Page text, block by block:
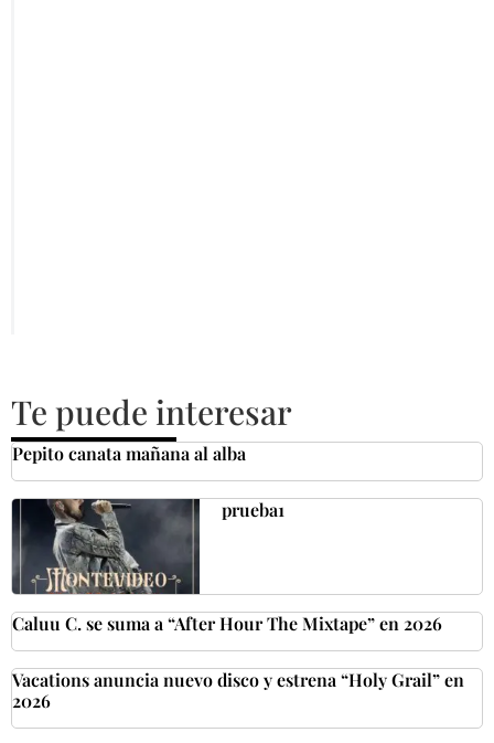
Te puede interesar
Pepito canata mañana al alba
prueba1
Caluu C. se suma a “After Hour The Mixtape” en 2026
Vacations anuncia nuevo disco y estrena “Holy Grail” en
2026